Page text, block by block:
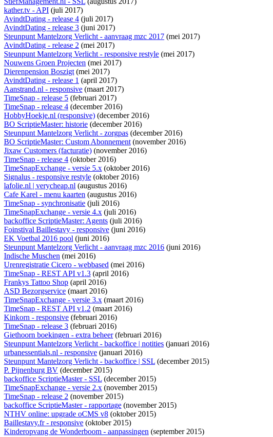
kather.tv - API (juli 2017)
AvindtDating - release 4 (juli 2017)
AvindtDating - release 3 (juni 2017)
Steunpunt Mantelzorg Verlicht - aanvraag mzc 2017 (mei 2017)
AvindtDating - release 2 (mei 2017)
Steunpunt Mantelzorg Verlicht - responsive restyle (mei 2017)
Nouwens Groen Projecten (mei 2017)
Dierenpension Boszigt(mei 2017)
AvindtDating - release 1 (april 2017)
Aanstrand.nl - responsive (maart 2017)
TimeSnap - release 5 (februari 2017)
TimeSnap - release 4 (december 2016)
HobbyHoekje.nl (responsive) (december 2016)
BO ScriptieMaster: historie (december 2016)
Steunpunt Mantelzorg Verlicht - zorgpas (december 2016)
BO ScriptieMaster: Custom Abonnement(november 2016)
Jixaw Customers (facturatie) (november 2016)
TimeSnap - release 4 (oktober 2016)
TimeSnapExchange - versie 5.x (oktober 2016)
Signalus - responsive restyle (oktober 2016)
lafolie.nl | verycheap.nl (augustus 2016)
Cafe Karel - menu kaarten (augustus 2016)
TimeSnap - synchronisatie (juli 2016)
TimeSnapExchange - versie 4.x (juli 2016)
backoffice ScriptieMaster: Agents (juli 2016)
Foinstival Baillestavy - responsive (juni 2016)
EK Voetbal 2016 pool (juni 2016)
Steunpunt Mantelzorg Verlicht - aanvraag mzc 2016 (juni 2016)
Indische Muschen (mei 2016)
Urenregistratie Cicero - webbased (mei 2016)
TimeSnap - REST API v1.3 (april 2016)
Frankys Tattoo Shop (april 2016)
ASD Bezorgservice (maart 2016)
TimeSnapExchange - versie 3.x (maart 2016)
TimeSnap - REST API v1.2 (maart 2016)
Kinkorn - responsive (februari 2016)
TimeSnap - release 3 (februari 2016)
Giethoorn boekingen - extra beheer(februari 2016)
Steunpunt Mantelzorg Verlicht - backoffice | notities (januari 2016)
urbanessentials.nl - responsive (januari 2016)
Steunpunt Mantelzorg Verlicht - backoffice | SSL (december 2015)
P. Pijnenburg BV (december 2015)
backoffice ScriptieMaster - SSL (december 2015)
TimeSnapExchange - versie 2.x (november 2015)
TimeSnap - release 2 (november 2015)
backoffice ScriptieMaster - rapportage (november 2015)
NTHV online: upgrade oCMS v8 (oktober 2015)
Baillestavy.fr - responsive (oktober 2015)
Kinderopvang de Wonderboom - aanpassingen (september 2015)